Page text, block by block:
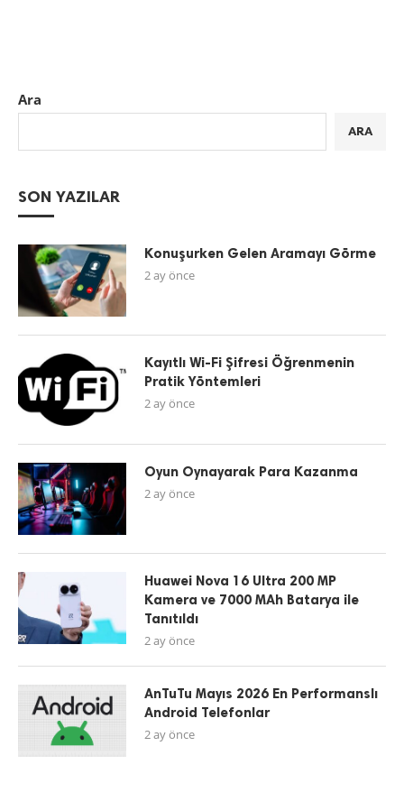
Ara
ARA
SON YAZILAR
Konuşurken Gelen Aramayı Görme
2 ay önce
Kayıtlı Wi-Fi Şifresi Öğrenmenin
Pratik Yöntemleri
2 ay önce
Oyun Oynayarak Para Kazanma
2 ay önce
Huawei Nova 16 Ultra 200 MP
Kamera ve 7000 MAh Batarya ile
Tanıtıldı
2 ay önce
AnTuTu Mayıs 2026 En Performanslı
Android Telefonlar
2 ay önce